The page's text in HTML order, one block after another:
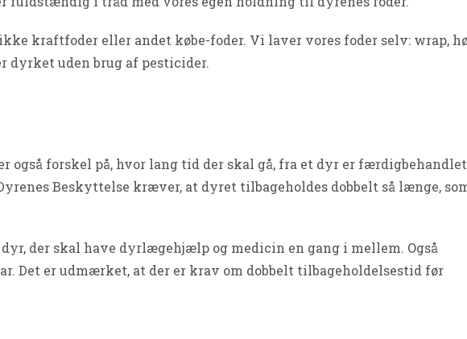
kraftfoder eller andet købe-foder. Vi laver vores foder selv: wrap,
dyrket uden brug af pesticider.
også forskel på, hvor lang tid der skal gå, fra et dyr er færdigbehandlet
Beskyttelse kræver, at dyret tilbageholdes dobbelt så længe,
der skal have dyrlægehjælp og medicin en gang i mellem. Også
Det er udmærket, at der er krav om dobbelt tilbageholdelsestid før